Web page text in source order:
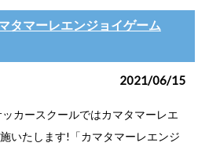
タマーレエンジョイゲーム
2021/06/15
カースクールではカマタマーレエ
いたします!「カマタマーレエンジ